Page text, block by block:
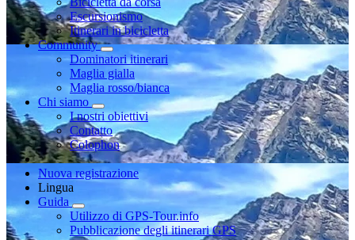
Escursionismo
Itinerari in bicicletta
Community
Dominatori itinerari
Maglia gialla
Maglia rosso/bianca
Chi siamo
I nostri obiettivi
Contatto
Colophon
Nuova registrazione
Lingua
Guida
Utilizzo di GPS-Tour.info
Pubblicazione degli itinerari GPS